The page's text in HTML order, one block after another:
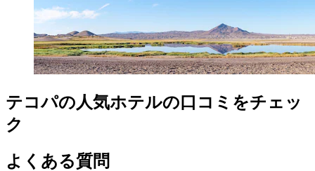
テコパの人気ホテルの口コミをチェッ
ク
よくある質問